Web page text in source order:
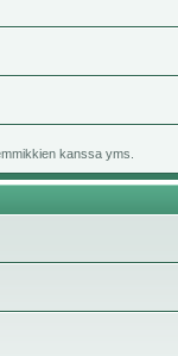
kanssa yms.